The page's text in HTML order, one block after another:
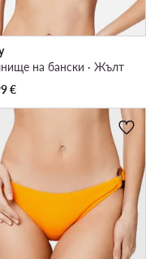
на бански · Жълт
€